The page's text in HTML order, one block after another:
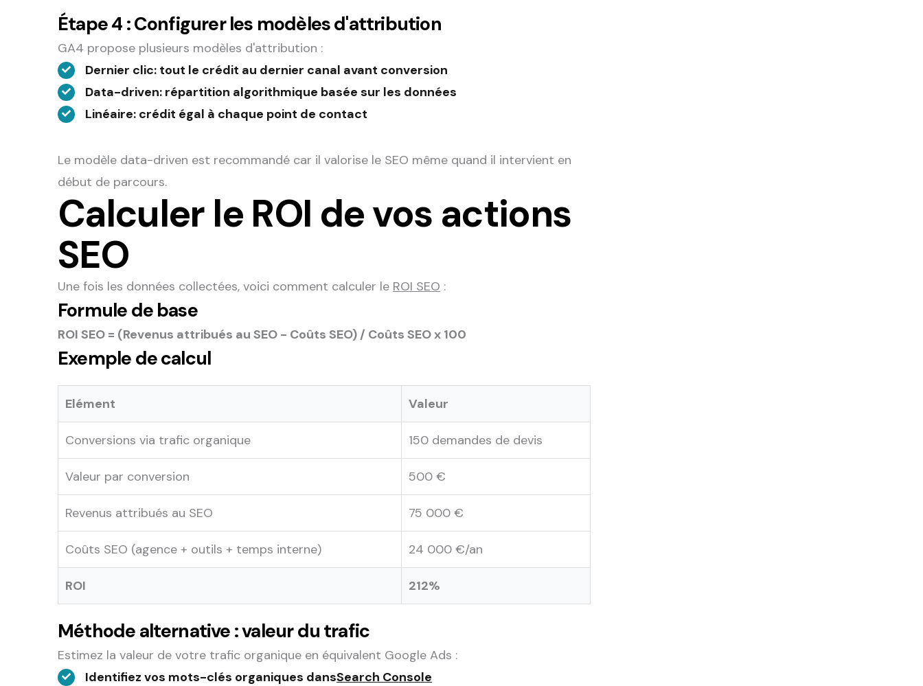
Étape 4 : Configurer les modèles d'attribution
GA4 propose plusieurs modèles d'attribution :
Dernier clic: tout le crédit au dernier canal avant conversion
Data-driven: répartition algorithmique basée sur les données
Linéaire: crédit égal à chaque point de contact
Le modèle data-driven est recommandé car il valorise le SEO même quand il intervient en
début de parcours.
Calculer le ROI de vos actions
SEO
Une fois les données collectées, voici comment calculer le ROI SEO :
Formule de base
ROI SEO = (Revenus attribués au SEO - Coûts SEO) / Coûts SEO x 100
Exemple de calcul
Elément Valeur
Conversions via trafic organique 150 demandes de devis
Valeur par conversion 500 €
Revenus attribués au SEO 75 000 €
Coûts SEO (agence + outils + temps interne) 24 000 €/an
ROI 212%
Méthode alternative : valeur du trafic
Estimez la valeur de votre trafic organique en équivalent Google Ads :
Identifiez vos mots-clés organiques dansSearch Console